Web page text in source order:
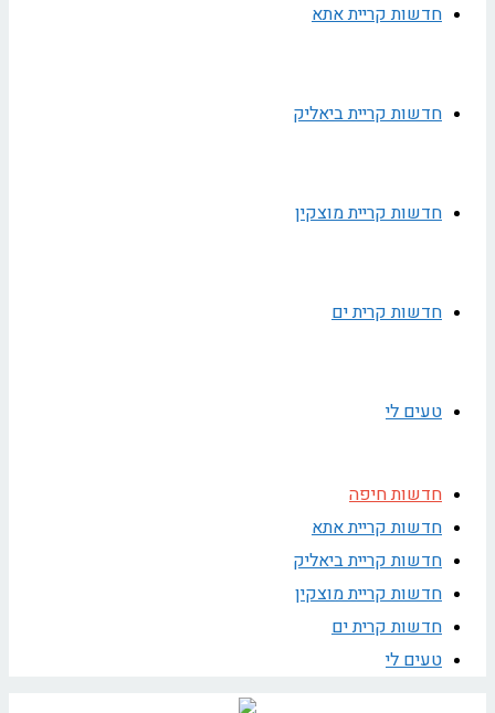
חדשות קריית אתא
חדשות קריית ביאליק
חדשות קריית מוצקין
חדשות קרית ים
טעים לי
חדשות חיפה
חדשות קריית אתא
חדשות קריית ביאליק
חדשות קריית מוצקין
חדשות קרית ים
טעים לי